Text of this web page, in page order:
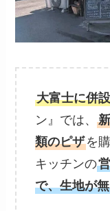
大富士に併
ン』では、
類のピザを
キッチンの
で、生地が